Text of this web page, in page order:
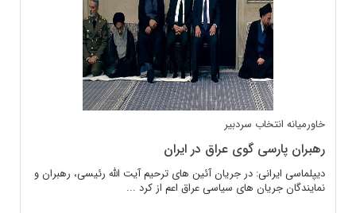
خاورمیانه انتخاب سردبیر
رهبران پارسی گوی عراق در ایران
دیپلماسی ایرانی: در جریان آئین های ترحیم آیت الله رئیسی، رهبران و
نمایندگان جریان های سیاسی عراق اعم از کرد ...